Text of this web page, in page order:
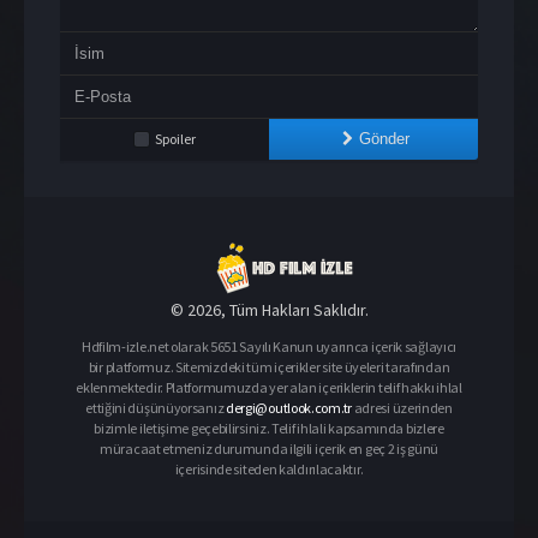
Spoiler Gönder
© 2026, Tüm Hakları Saklıdır.
Hdfilm-izle.net olarak 5651 Sayılı Kanun uyarınca içerik sağlayıcı
bir platformuz. Sitemizdeki tüm içerikler site üyeleri tarafından
eklenmektedir. Platformumuzda yer alan içeriklerin telif hakkı ihlal
ettiğini düşünüyorsanızdergi@outlook.com.tr adresi üzerinden
bizimle iletişime geçebilirsiniz. Telif ihlali kapsamında bizlere
müracaat etmeniz durumunda ilgili içerik en geç 2 iş günü
içerisinde siteden kaldırılacaktır.